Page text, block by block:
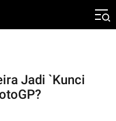
Jadi `Kunci